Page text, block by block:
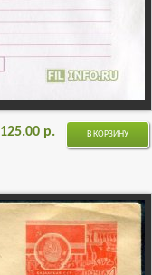
В КОРЗИНУ
125.00 р.